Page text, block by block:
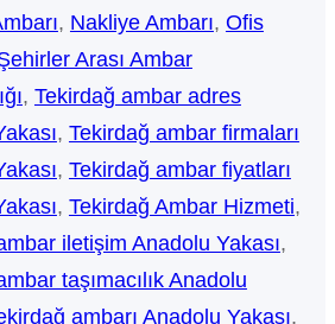
, Nakliye Ambarı, Ofis
Arası Ambar
, Tekirdağ ambar adres
, Tekirdağ ambar firmaları
, Tekirdağ ambar fiyatları
, Tekirdağ Ambar Hizmeti
iletişim Anadolu Yakası
taşımacılık Anadolu
ambarı Anadolu Yakası